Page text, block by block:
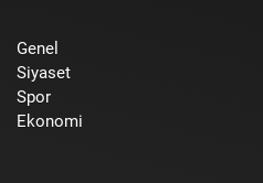
Genel
Siyaset
Spor
Ekonomi